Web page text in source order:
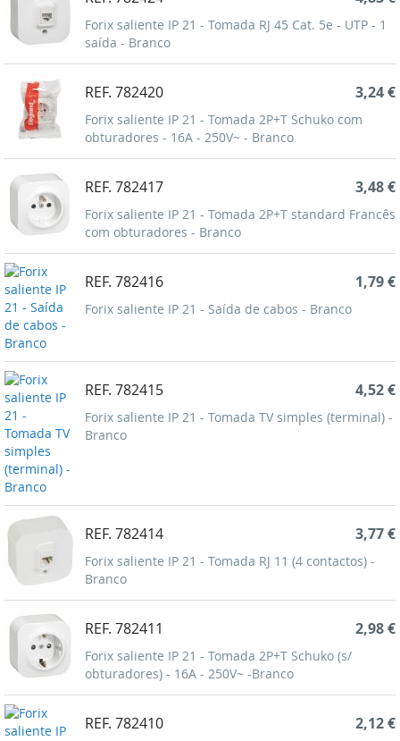
Forix saliente IP 21 - Tomada RJ 45 Cat. 5e - UTP - 1
saída - Branco
REF. 782420
Forix saliente IP 21 - Tomada 2P+T Schuko com
obturadores - 16A - 250V~ - Branco
3,24 €
REF. 782417
Forix saliente IP 21 - Tomada 2P+T standard Francês
com obturadores - Branco
3,48 €
REF. 782416
Forix saliente IP 21 - Saída de cabos - Branco
1,79 €
REF. 782415
Forix saliente IP 21 - Tomada TV simples (terminal) -
Branco
4,52 €
REF. 782414
Forix saliente IP 21 - Tomada RJ 11 (4 contactos) -
Branco
3,77 €
REF. 782411
Forix saliente IP 21 - Tomada 2P+T Schuko (s/
obturadores) - 16A - 250V~ -Branco
2,98 €
REF. 782410 2,12 €